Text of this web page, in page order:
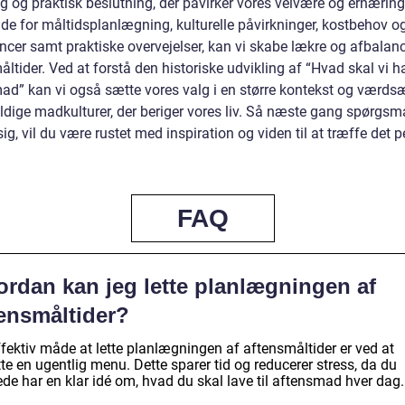
for måltidsplanlægning, kulturelle påvirkninger, kostbehov
samt praktiske overvejelser, kan vi skabe lækre og
Ved at forstå den historiske udvikling af “Hvad skal vi
kan vi også sætte vores valg i en større kontekst og
madkulturer, der beriger vores liv. Så næste gang
vil du være rustet med inspiration og viden til at træffe det
FAQ
kan jeg lette planlægningen af
måde at lette planlægningen af aftensmåltider er ved at
en ugentlig menu. Dette sparer tid og reducerer stress, da du
har en klar idé om, hvad du skal lave til aftensmad hver dag.